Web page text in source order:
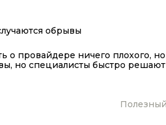
обрывы
о провайдере ничего плохого,
но специалисты быстро